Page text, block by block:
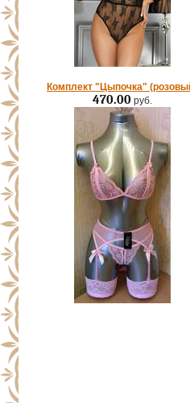
Комплект "Цыпочка"
470.00руб.